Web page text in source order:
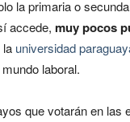
la primaria o
accede, muy pocos
la universidad
laboral.
que votarán en las